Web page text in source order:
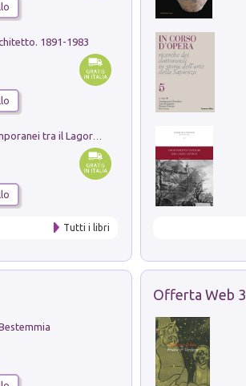
1891-1983
Pastori. Sguardi contemporanei tra il Lagorai e la pianura. Ediz. illustrata
Tutti i libri
Offerta Web 3